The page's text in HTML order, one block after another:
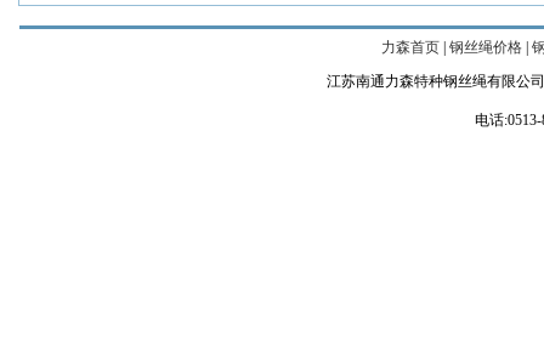
力森首页 钢丝绳价格
江苏南通力森特种钢丝绳有限公
电话:0513-